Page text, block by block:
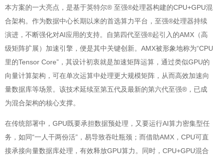
本方案的一大亮点，是基于英特尔® 至强®处理器构建的CPU+GPU混
合架构。作为数据中心长期以来的首选算力平台，至强®处理器持续
演进，不断强化对AI应用的支持。自第四代至强®起引入的AMX（高
级矩阵扩展）加速引擎，便是其中关键创新。AMX被形象地称为“CPU
里的Tensor Core”，其设计初衷就是加速矩阵运算，通过类似GPU的
向量计算架构，可在单次运算中处理更大规模矩阵，从而高效加速向
量数据库等场景。该技术延续至第五代及最新的第六代至强®，已成
为混合架构的核心支撑。
在传统部署中，GPU既要承担数据预处理，又要运行AI算力密集型任
务，如同“一人干两份活”，易导致吞吐瓶颈；而借助AMX，CPU可直
接承接向量数据库处理，有效释放GPU算力。同时，CPU+GPU混合